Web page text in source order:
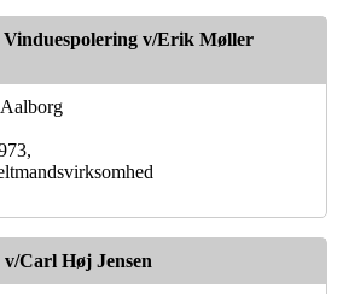
Vinduespolering v/Erik Møller
Carl Høj Jensen